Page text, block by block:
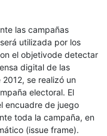
las campañas
utilizada por los
el objetivode detectar
digital de las
se realizó un
electoral. El
encuadre de juego
toda la campaña, en
(issue frame).